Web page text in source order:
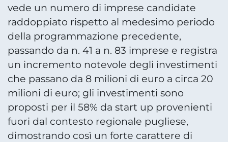
vede un numero di imprese candidate
raddoppiato rispetto al medesimo periodo
della programmazione precedente,
passando da n. 41 a n. 83 imprese e registra
un incremento notevole degli investimenti
che passano da 8 milioni di euro a circa 20
milioni di euro; gli investimenti sono
proposti per il 58% da start up provenienti
fuori dal contesto regionale pugliese,
dimostrando così un forte carattere di